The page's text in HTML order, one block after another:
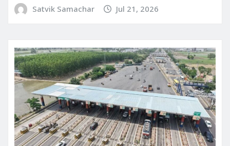
Satvik Samachar Jul 21, 2026